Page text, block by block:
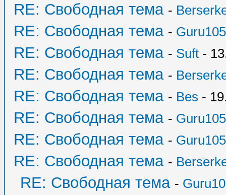
RE: Свободная тема -
RE: Свободная тема - Guru105
RE: Свободная тема - Suft -
RE: Свободная тема -
RE: Свободная тема - Bes -
RE: Свободная тема - Guru105
RE: Свободная тема - Guru105
RE: Свободная тема -
RE: Свободная тема -